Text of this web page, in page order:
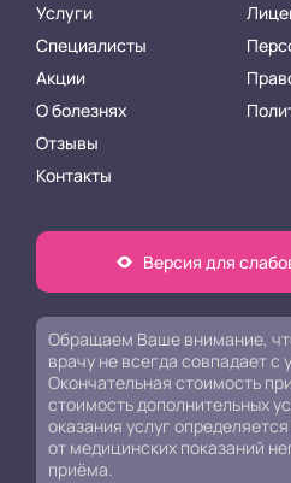
Услуги
Специалисты
Акции
О болезнях
Отзывы
Контакты
Версия для
Обращаем Ваше внимание,
врачу не всегда совпадает с
Окончательная стоимость
стоимость дополнительных
оказания услуг
от медицинских показаний
приёма.